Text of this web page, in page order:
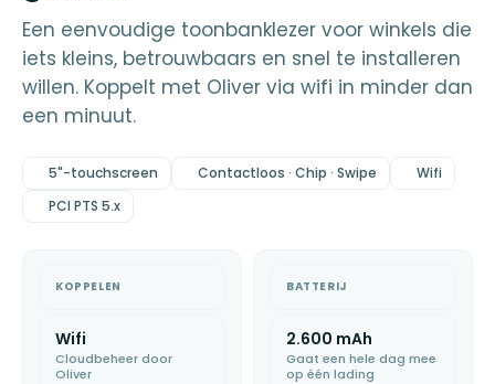
Een eenvoudige toonbanklezer voor winkels die
iets kleins, betrouwbaars en snel te installeren
willen. Koppelt met Oliver via wifi in minder dan
een minuut.
5"-touchscreen Contactloos · Chip · Swipe
Wifi
PCI PTS 5.x
KOPPELEN
Wifi
Cloudbeheer door
Oliver
BATTERIJ
2.600 mAh
Gaat een hele dag mee
op één lading